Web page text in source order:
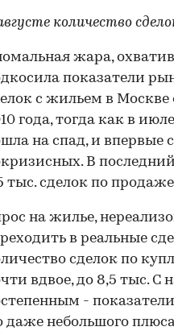
количество
жара,
показатели
с жильем в
года, тогда как в
на спад, и впервые
В
тыс. сделок по
на жилье,
в реальные
сделок по
вдвое, до 8,5 тыс. С
-
даже небольшого